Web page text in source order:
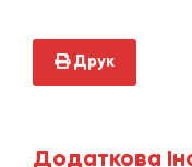
Друк
Додаткова